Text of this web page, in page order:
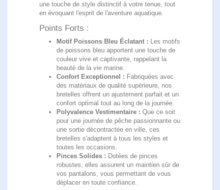
une touche de style distinctif à votre tenue, tout
en évoquant l'esprit de l'aventure aquatique.
Points Forts :
Motif Poissons Bleu Éclatant : Les motifs
de poissons bleu apportent une touche de
couleur vive et captivante, rappelant la
beauté de la vie marine.
Confort Exceptionnel : Fabriquées avec
des matériaux de qualité supérieure, nos
bretelles offrent un ajustement parfait et un
confort optimal tout au long de la journée.
Polyvalence Vestimentaire : Que ce soit
pour une journée de pêche passionnante ou
une sortie décontractée en ville, ces
bretelles s'adaptent à tous les styles et
toutes les occasions.
Pinces Solides : Dotées de pinces
robustes, elles assurent un maintien sûr de
vos pantalons, vous permettant de vous
déplacer en toute confiance.